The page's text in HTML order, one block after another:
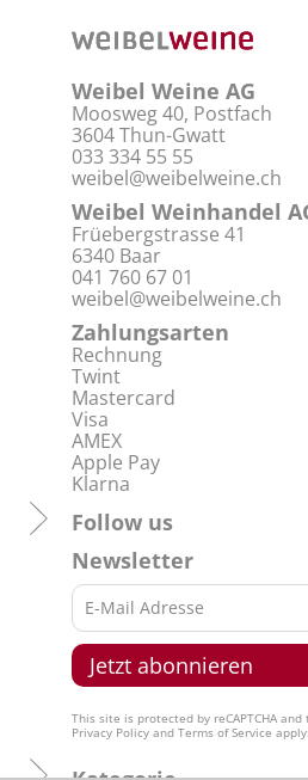
Weibel Weine AG
Moosweg 40, Postfach
3604 Thun-Gwatt
033 334 55 55
weibel@weibelweine.ch
Weibel Weinhandel
Früebergstrasse 41
6340 Baar
041 760 67 01
weibel@weibelweine.ch
Zahlungsarten
Rechnung
Twint
Mastercard
Visa
AMEX
Apple Pay
Klarna
Follow us
Newsletter
This site is protected by reCAPTCHA and
Privacy Policy and Terms of Service apply.